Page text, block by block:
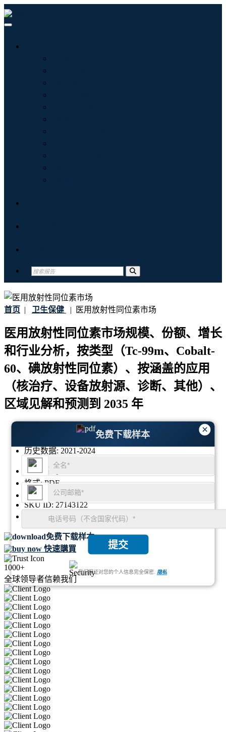
首页 | 卫生保健 | 医用放射性同位素市场
医用放射性同位素市场规模、份额、增长
和行业分析，按类型（Tc-99m、Cobalt-
60、碘放射性同位素）、按涵盖的应用
（核治疗、设备放射源、诊断、其他）、
区域见解和预测到 2035 年
28-April-2026
历史数据: 2021-2024
地区:
全球
格式:PDF
报告ID: GGI110190
SKU ID:27143122
76
免费下载样本
快速購買
1000+
全球领导者信赖我们
×
免费下载样本
提交
我们保证对您的个人信息完全保密. 隐私